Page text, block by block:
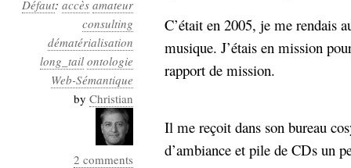
Défaut: accès amateur
consulting
dématérialisation
long_tail ontologie
Web-Sémantique
by Christian
2 comments
C’était en 2005, je me rendais
musique. J’étais en mission
rapport de mission.
Il me reçoit dans son bureau
d’ambiance et pile de CDs un
Ars-
Industrialis
business_model
cinéma
Cloud
Computing